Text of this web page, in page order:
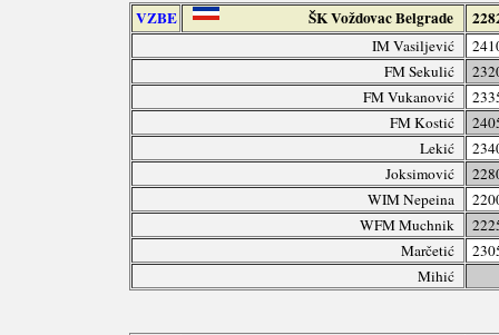
VZBE ŠK Voždovac Belgrade
IM Vasiljević
FM Sekulić
FM Vukanović
FM Kostić
Lekić
Joksimović
WIM Nepeina
WFM Muchnik
Marčetić
Mihić